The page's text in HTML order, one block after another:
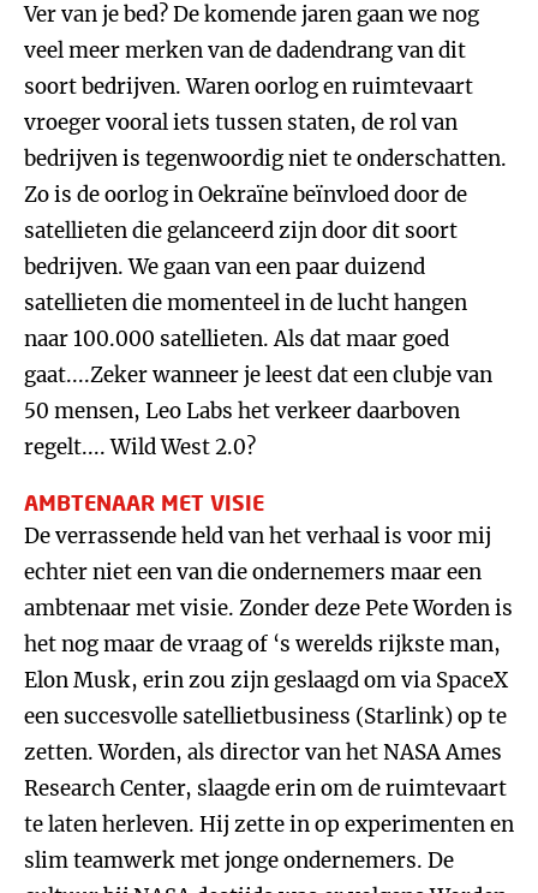
Ver van je bed? De komende jaren gaan we nog
veel meer merken van de dadendrang van dit
soort bedrijven. Waren oorlog en ruimtevaart
vroeger vooral iets tussen staten, de rol van
bedrijven is tegenwoordig niet te onderschatten.
Zo is de oorlog in Oekraïne beïnvloed door de
satellieten die gelanceerd zijn door dit soort
bedrijven. We gaan van een paar duizend
satellieten die momenteel in de lucht hangen
naar 100.000 satellieten. Als dat maar goed
gaat....Zeker wanneer je leest dat een clubje van
50 mensen, Leo Labs het verkeer daarboven
regelt.... Wild West 2.0?
AMBTENAAR MET VISIE
De verrassende held van het verhaal is voor mij
echter niet een van die ondernemers maar een
ambtenaar met visie. Zonder deze Pete Worden is
het nog maar de vraag of ‘s werelds rijkste man,
Elon Musk, erin zou zijn geslaagd om via SpaceX
een succesvolle satellietbusiness (Starlink) op te
zetten. Worden, als director van het NASA Ames
Research Center, slaagde erin om de ruimtevaart
te laten herleven. Hij zette in op experimenten en
slim teamwerk met jonge ondernemers. De